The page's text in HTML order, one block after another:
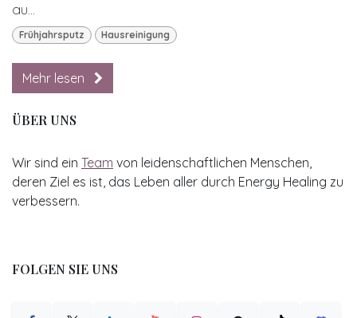
au...
Frühjahrsputz Hausreinigung
Mehr lesen
ÜBER UNS
Wir sind ein Team von leidenschaftlichen Menschen,
deren Ziel es ist, das Leben aller durch Energy Healing zu
verbessern.
FOLGEN SIE UNS